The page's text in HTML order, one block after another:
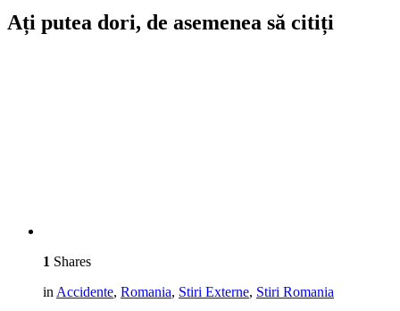
Ați putea dori, de asemenea să citiți
1 Shares
in Accidente, Romania, Stiri Externe, Stiri Romania